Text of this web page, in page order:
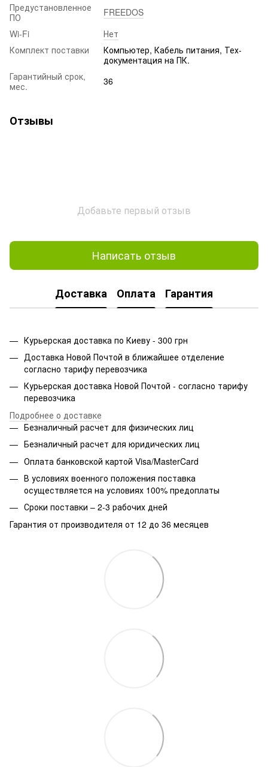
Предустановленное
ПО
FREEDOS
Wi-Fi
Нет
Комплект поставки
Компьютер, Кабель питания, Тех-
документация на ПК.
Гарантийный срок,
мес.
36
Отзывы
Добавьте первый отзыв
Написать отзыв
Доставка Оплата Гарантия
Курьерская доставка по Киеву - 300 грн
Доставка Новой Почтой в ближайшее отделение
согласно тарифу перевозчика
Курьерская доставка Новой Почтой - согласно тарифу
перевозчика
Подробнее о доставке
Безналичный расчет для физических лиц
Безналичный расчет для юридических лиц
Оплата банковской картой Visa/MasterCard
В условиях военного положения поставка
осуществляется на условиях 100% предоплаты
Сроки поставки – 2-3 рабочих дней
Гарантия от производителя от 12 до 36 месяцев